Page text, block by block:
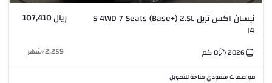
نيسان اكس تريل S 4WD 7 Seats (Base+) 2.5L
I4
ريال 107,410
2026
0كم 2,259
/شهر
مواصفات سعودي•متاحة للتمويل